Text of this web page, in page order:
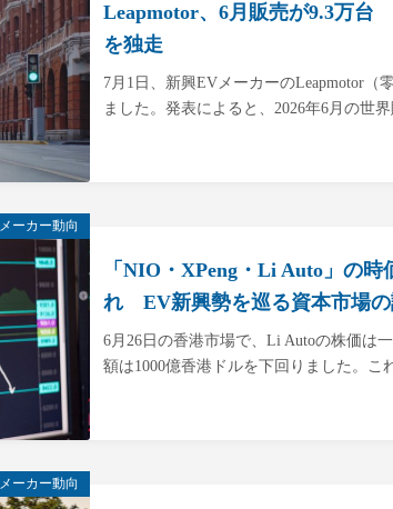
Leapmotor、6月販売が9.3万台
を独走
7月1日、新興EVメーカーのLeapmotor（
ました。発表によると、2026年6月の世
メーカー動向
「NIO・XPeng・Li Auto」の時
れ EV新興勢を巡る資本市場の
6月26日の香港市場で、Li Autoの株価は
額は1000億香港ドルを下回りました。こ
メーカー動向